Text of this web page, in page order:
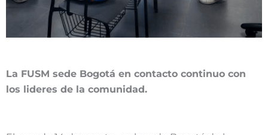
La FUSM sede Bogotá en contacto continuo con
los lideres de la comunidad.